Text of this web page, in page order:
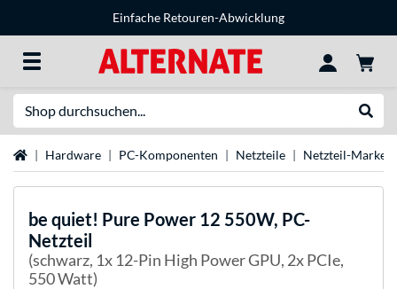
Einfache Retouren-Abwicklung
StartseiteHardware PC-Komponenten Netzteile Netzteil-Marken
be quiet! Pure Power 12 550W, PC-
Netzteil
(schwarz, 1x 12-Pin High Power GPU, 2x PCIe,
550 Watt)